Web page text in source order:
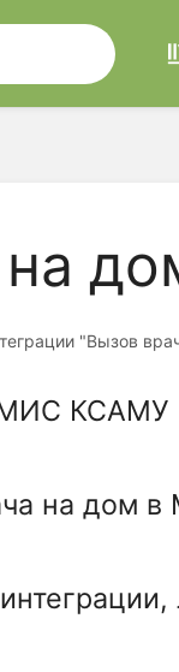
"Вызов
МИС КСАМУ
на дом